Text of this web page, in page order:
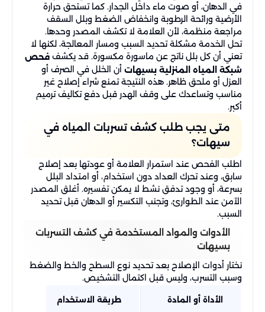
في الدهان، أو صوت ماء داخل الجدار. كما تستحق حرارة
الأرضية ورائحة الرطوبة وانخفاض الضغط وبلل السقف
مراجعة منظمة، لأن العلامة لا تكشف المصدر وحدها.
تحل الخدمة مشكلة تحديد السبب ومسار المعالجة، لكنها لا
تعني أن كل بلل ناتج عن ماسورة مكسورة. قد يكشف فحص
شبكة المياه المنزلية بسيهات أن الخلل في الصرف أو
العزل أو ملحق ظاهر. هذه النتيجة تمنع شراء إصلاح غير
مناسب وتساعدك على وقف الهدر قبل دفع تكاليف ترميم
أكبر.
متى يجب طلب كشف تسربات المياه في
سيهات؟
اطلب الفحص عند استمرار العلامة أو عودتها بعد إصلاح
سابق، وعند تحرك العداد دون استخدام، أو امتداد البلل
بسرعة، أو وجود تدفق نشط لا يمكن تفسيره. أغلق المصدر
الآمن عند الطوارئ، وتجنب التكسير أو الدهان قبل تحديد
السبب.
الأدوات والمواد المستخدمة في كشف التسربات
بسيهات
نختار أدوات الإصلاح بعد تحديد نوع السطح والخط والضغط
وسبب التسرب، وليس قبل اكتمال التشخيص.
الأداة أو المادة طريقة الاستخدام